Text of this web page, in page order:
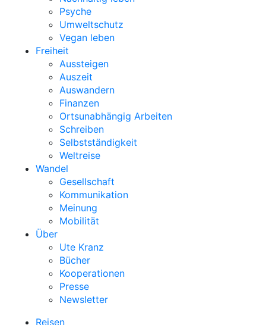
Psyche
Umweltschutz
Vegan leben
Freiheit
Aussteigen
Auszeit
Auswandern
Finanzen
Ortsunabhängig Arbeiten
Schreiben
Selbstständigkeit
Weltreise
Wandel
Gesellschaft
Kommunikation
Meinung
Mobilität
Über
Ute Kranz
Bücher
Kooperationen
Presse
Newsletter
Reisen